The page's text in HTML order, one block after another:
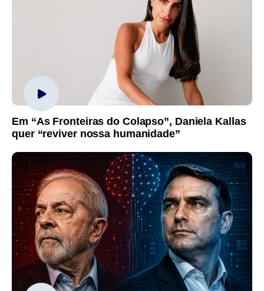
Em “As Fronteiras do Colapso”, Daniela Kallas
quer “reviver nossa humanidade”